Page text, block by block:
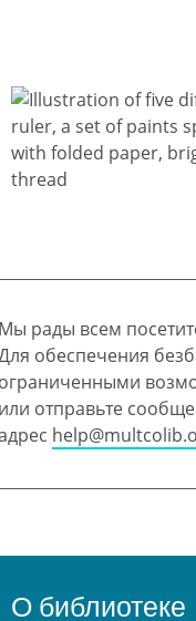
рады всем
обеспечения
отправьте
О библиотеке